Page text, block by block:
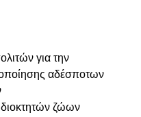
για την
αδέσποτων
ζώων